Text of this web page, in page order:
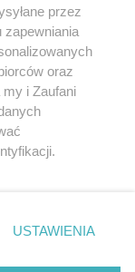
MOTOR RETRO
Ford Escort i Orion
na mutanty |
z „Motoru” z 1990 r.
przez
zapewniania
oraz
my i Zaufani
prywatności
USTAWIENIA